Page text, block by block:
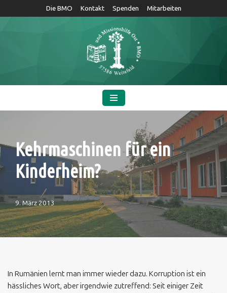
Die BMO Kontakt Spenden Mitarbeiten
Kehrmaschinen für ein
Kinderheim?
9. März 2013
In Rumänien lernt man immer wieder dazu. Korruption ist ein
hässliches Wort, aber irgendwie zutreffend: Seit einiger Zeit